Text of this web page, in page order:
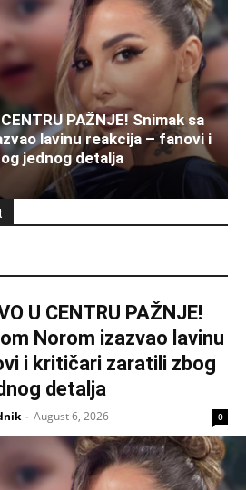
PAŽNJE! Snimak sa
lavinu reakcija – fanovi i
jednog detalja
U CENTRU PAŽNJE!
Norom izazvao lavinu
i kritičari zaratili zbog
detalja
- August 6, 2026 0